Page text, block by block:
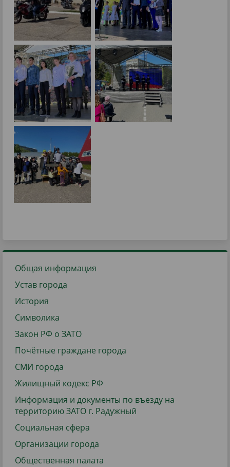
Общая информация
Устав города
История
Символика
Закон РФ о ЗАТО
Почётные граждане города
СМИ города
Жилищный кодекс РФ
Информация и документы по въезду на
территорию ЗАТО г. Радужный
Социальная сфера
Организации города
Общественная палата